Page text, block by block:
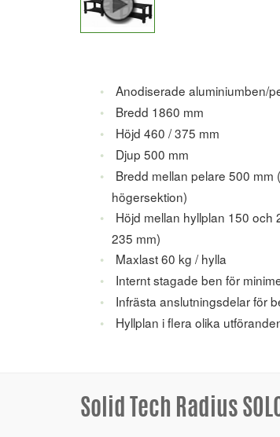
Anodiserade aluminiumben/
Bredd 1860 mm
Höjd 460 / 375 mm
Djup 500 mm
Bredd mellan pelare 500
högersektion)
Höjd mellan hyllplan 150
235 mm)
Maxlast 60 kg / hylla
Internt stagade ben för
Infrästa anslutningsdelar för
Hyllplan i flera olika
Solid Tech Radius